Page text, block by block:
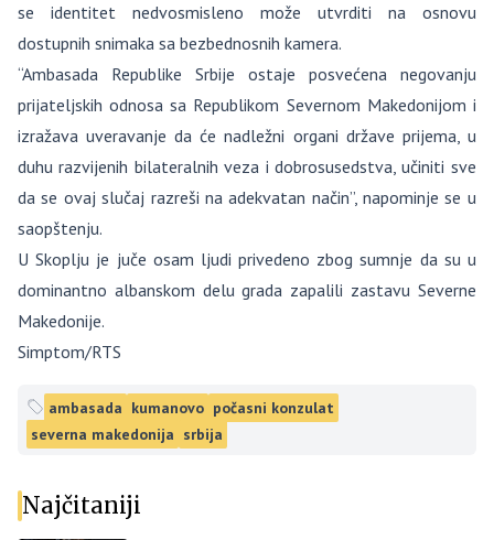
se identitet nedvosmisleno može utvrditi na osnovu
dostupnih snimaka sa bezbednosnih kamera.
“Ambasada Republike Srbije ostaje posvećena negovanju
prijateljskih odnosa sa Republikom Severnom Makedonijom i
izražava uveravanje da će nadležni organi države prijema, u
duhu razvijenih bilateralnih veza i dobrosusedstva, učiniti sve
da se ovaj slučaj razreši na adekvatan način”, napominje se u
saopštenju.
U Skoplju je juče osam ljudi privedeno zbog sumnje da su u
dominantno albanskom delu grada zapalili zastavu Severne
Makedonije.
Simptom/RTS
ambasada kumanovo počasni konzulat
severna makedonija srbija
Najčitaniji